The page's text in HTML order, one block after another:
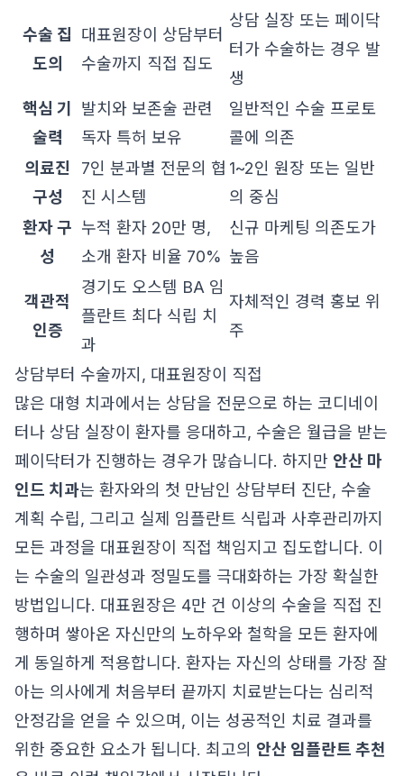
수술 집
도의
대표원장이 상담부터
수술까지 직접 집도
상담 실장 또는 페이닥
터가 수술하는 경우 발
생
핵심 기
술력
발치와 보존술 관련
독자 특허 보유
일반적인 수술 프로토
콜에 의존
의료진
구성
7인 분과별 전문의 협
진 시스템
1~2인 원장 또는 일반
의 중심
환자 구
성
누적 환자 20만 명,
소개 환자 비율 70%
신규 마케팅 의존도가
높음
객관적
인증
경기도 오스템 BA 임
플란트 최다 식립 치
과
자체적인 경력 홍보 위
주
상담부터 수술까지, 대표원장이 직접
많은 대형 치과에서는 상담을 전문으로 하는 코디네이
터나 상담 실장이 환자를 응대하고, 수술은 월급을 받는
페이닥터가 진행하는 경우가 많습니다. 하지만 안산 마
인드 치과는 환자와의 첫 만남인 상담부터 진단, 수술
계획 수립, 그리고 실제 임플란트 식립과 사후관리까지
모든 과정을 대표원장이 직접 책임지고 집도합니다. 이
는 수술의 일관성과 정밀도를 극대화하는 가장 확실한
방법입니다. 대표원장은 4만 건 이상의 수술을 직접 진
행하며 쌓아온 자신만의 노하우와 철학을 모든 환자에
게 동일하게 적용합니다. 환자는 자신의 상태를 가장 잘
아는 의사에게 처음부터 끝까지 치료받는다는 심리적
안정감을 얻을 수 있으며, 이는 성공적인 치료 결과를
위한 중요한 요소가 됩니다. 최고의 안산 임플란트 추천